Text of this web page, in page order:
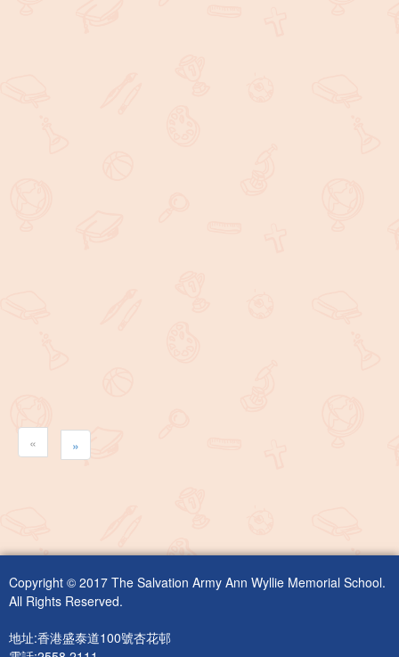
« »
Copyright © 2017 The Salvation Army Ann Wyllie Memorial School.
All Rights Reserved.
地址:香港盛泰道100號杏花邨